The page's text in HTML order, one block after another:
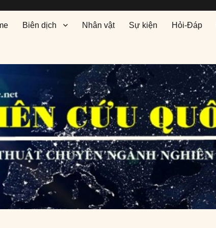
Biên dịch Nhân vật Sự kiện Hỏi-Đáp